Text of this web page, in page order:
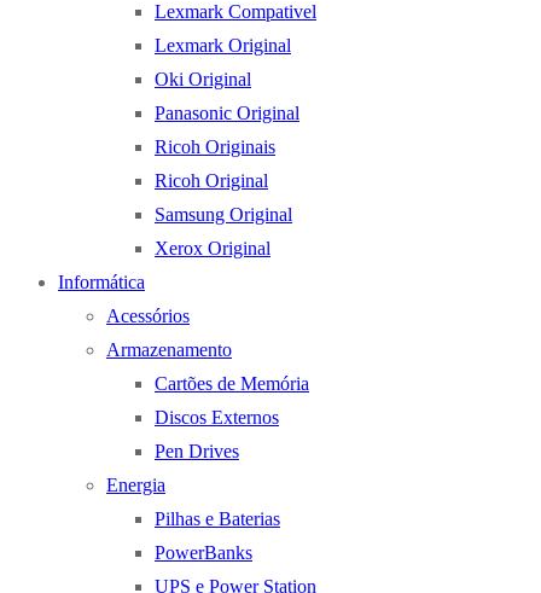
Lexmark Compativel
Lexmark Original
Oki Original
Panasonic Original
Ricoh Originais
Ricoh Original
Samsung Original
Xerox Original
Informática
Acessórios
Armazenamento
Cartões de Memória
Discos Externos
Pen Drives
Energia
Pilhas e Baterias
PowerBanks
UPS e Power Station